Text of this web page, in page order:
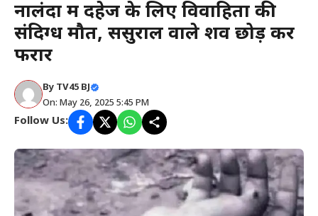
नालंदा में दहेज के लिए विवाहिता की
संदिग्ध मौत, ससुराल वाले शव छोड़ कर
फरार
By TV45 BJ
On: May 26, 2025 5:45 PM
Follow Us: